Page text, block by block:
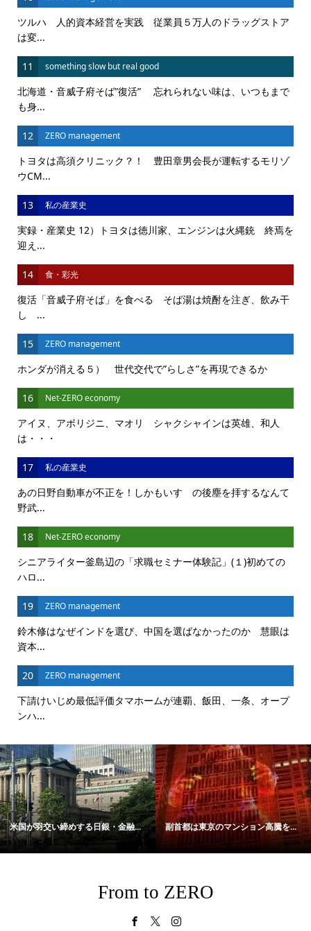
ツルハ 人的資本経営を実践 従業員５万人のドラッグストア
は変...
11 something slow but real good
北海道・音威子府そば”復活” 忘れられない味は、いつもまで
も身...
12 ZERO management
トヨタは高須クリニック？！ 豊田章男会長が運転するモリゾ
ウCM...
13 私の産業史
実録・産業史 12）トヨタは徳川家、エンジンは火縄銃 終焉を
迎え...
14 食・彩光
復活「音威子府そば」を食べる そば湯は焼酎を注ぎ、飲み干
し ...
15 ZERO management
ホンダが消える５） 世代交代で”らしさ”を再現できるか
16 Net-ZERO economy
アイヌ、アボリジニ、マオリ シャクシャインは英雄、和人
は・・・
17 私の産業史
あの日野自動車が不正を！しかもいすゞの後塵を拝するなんて
野武...
18 Net-ZERO economy
シニアライター釜島辺の「求職セミナー体験記」(１)初めての
ハロ...
19 ZERO management
鈴木修はなぜインドを選び、中国を選ばなかったのか 慧眼は
資本...
20 ZERO management
下請けいじめ最低評価タマホームが連覇、飯田、一条、オープ
ンハ...
米国が羽交い締めする日銀・金融... 副首都は東京のマンション高騰を...
From to ZERO